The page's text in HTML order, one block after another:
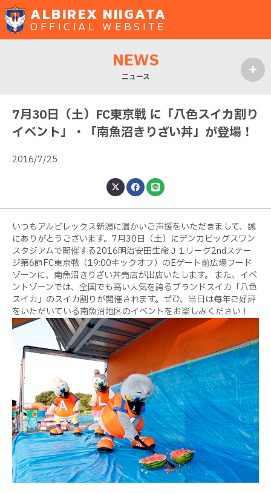
ALBIREX NIIGATA
OFFICIAL WEBSITE
NEWS
ニュース
7月30日（土）FC東京戦 に「八色スイカ割り
イベント」・「南魚沼きりざい丼」が登場！
2016/7/25
いつもアルビレックス新潟に温かいご声援をいただきまして、誠
にありがとうございます。7月30日（土）にデンカビッグスワン
スタジアムで開催する2016明治安田生命Ｊ１リーグ2ndステー
ジ第6節FC東京戦（19:00キックオフ）のEゲート前広場フード
ゾーンに、南魚沼きりざい丼売店が出店いたします。 また、イベ
ントゾーンでは、全国でも高い人気を誇るブランドスイカ「八色
スイカ」のスイカ割りが開催されます。ぜひ、当日は毎年ご好評
をいただいている南魚沼地区のイベントをお楽しみください！